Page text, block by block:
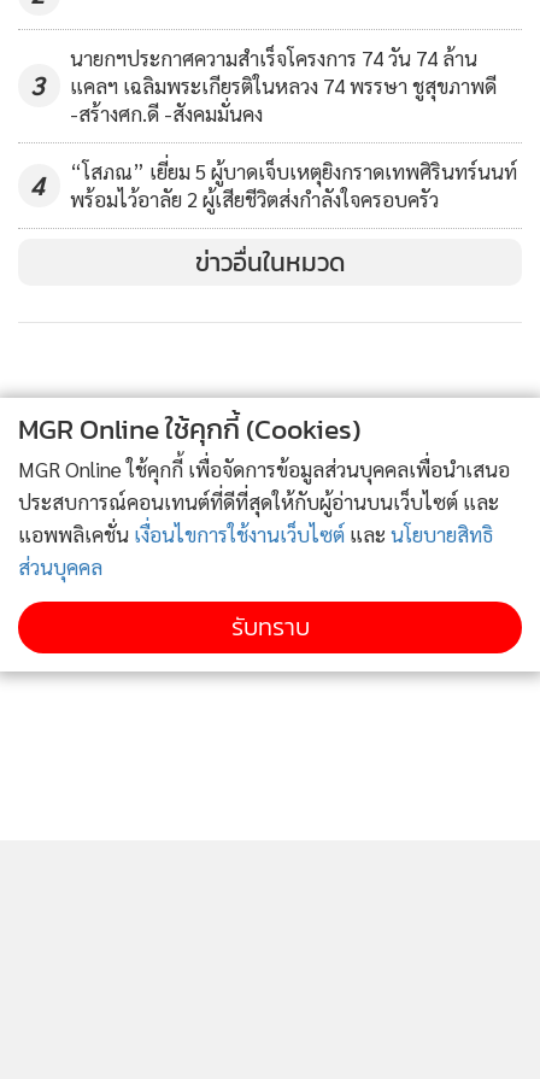
3
นายกฯประกาศความสำเร็จโครงการ 74 วัน 74 ล้าน
แคลฯ เฉลิมพระเกียรติในหลวง 74 พรรษา ชูสุขภาพดี
-สร้างศก.ดี -สังคมมั่นคง
4
“โสภณ” เยี่ยม 5 ผู้บาดเจ็บเหตุยิงกราดเทพศิรินทร์นนท์
พร้อมไว้อาลัย 2 ผู้เสียชีวิตส่งกำลังใจครอบครัว
ข่าวอื่นในหมวด
MGR Online ใช้คุกกี้ (Cookies)
MGR Online ใช้คุกกี้ เพื่อจัดการข้อมูลส่วนบุคคลเพื่อนำเสนอ
ประสบการณ์คอนเทนต์ที่ดีที่สุดให้กับผู้อ่านบนเว็บไซต์ และ
แอพพลิเคชั่น เงื่อนไขการใช้งานเว็บไซต์ และ นโยบายสิทธิ
ส่วนบุคคล
รับทราบ